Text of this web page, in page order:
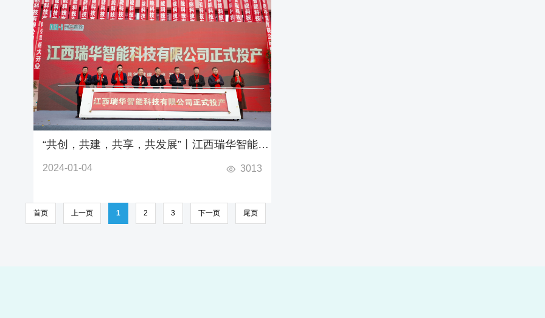
“共创，共建，共享，共发展”丨江西瑞华智能科
2024-01-04 3013
首页 上一页 1 2 3 下一页 尾页